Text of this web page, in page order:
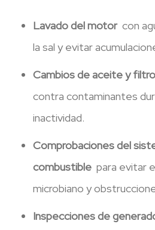
Lavado del motorcon
la sal y evitar
Cambios de aceite y filtro
contra contaminantes
inactividad.
Comprobaciones del
combustible para evitar
microbiano y
Inspecciones de